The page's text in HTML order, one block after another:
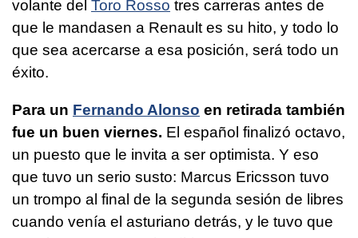
volante del Toro Rosso tres carreras antes de
que le mandasen a Renault es su hito, y todo lo
que sea acercarse a esa posición, será todo un
éxito.
Para un Fernando Alonso en retirada también
fue un buen viernes. El español finalizó octavo,
un puesto que le invita a ser optimista. Y eso
que tuvo un serio susto: Marcus Ericsson tuvo
un trompo al final de la segunda sesión de libres
cuando venía el asturiano detrás, y le tuvo que